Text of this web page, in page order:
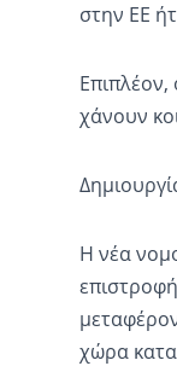
στην ΕΕ
χάνουν
Η νέα
χώρα